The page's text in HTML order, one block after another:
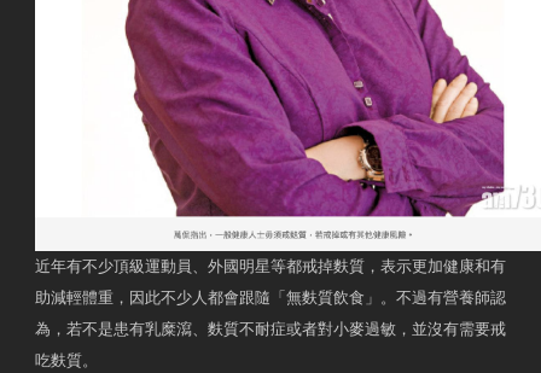
近年有不少頂級運動員、外國明星等都戒掉麩質，表示更加健康和有
助減輕體重，因此不少人都會跟隨「無麩質飲食」。不過有營養師認
為，若不是患有乳糜瀉、麩質不耐症或者對小麥過敏，並沒有需要戒
吃麩質。